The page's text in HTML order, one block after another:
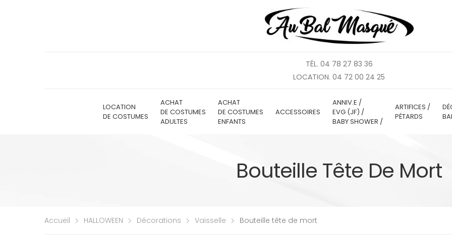
TÉL. 04 78 27 83 36
LOCATION. 04 72 00 24 25
LOCATION
DE COSTUMES
ACHAT
DE COSTUMES
ADULTES
ACHAT
DE COSTUMES
ENFANTS
ACCESSOIRES
ANNIV.E /
EVG (JF) /
BABY SHOWER /
ARTIFICES /
PÉTARDS
Bouteille Tête De Mort
Accueil HALLOWEEN Décorations Vaisselle Bouteille tête de mort